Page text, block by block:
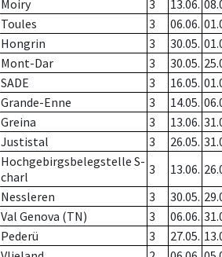
Moiry 3 13.06.
Toules 3 06.06.
Hongrin 3 30.05.
Mont-Dar 3 30.05.
SADE 3 16.05.
Grande-Enne 3 14.05.
Greina 3 13.06.
Justistal 3 26.05.
Hochgebirgsbelegstelle S-
charl
3 13.06.
Nessleren 3 30.05.
Val Genova (TN) 3 06.06.
Pederü 3 27.05.